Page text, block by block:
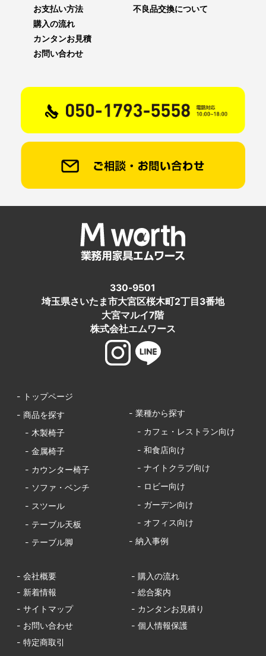
お支払い方法
不良品交換について
購入の流れ
カンタンお見積
お問い合わせ
330-9501
埼玉県さいたま市大宮区桜木町2丁目3番地
大宮マルイ7階
株式会社エムワース
- トップページ
- 商品を探す
- 木製椅子
- 金属椅子
- カウンター椅子
- ソファ・ベンチ
- スツール
- テーブル天板
- テーブル脚
- 業種から探す
- カフェ・レストラン向け
- 和食店向け
- ナイトクラブ向け
- ロビー向け
- ガーデン向け
- オフィス向け
- 納入事例
- 会社概要
- 購入の流れ
- 新着情報
- 総合案内
- サイトマップ
- カンタンお見積り
- お問い合わせ
- 個人情報保護
- 特定商取引